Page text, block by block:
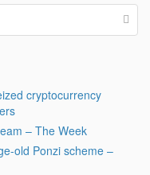
cryptocurrency
– The Week
old Ponzi scheme –